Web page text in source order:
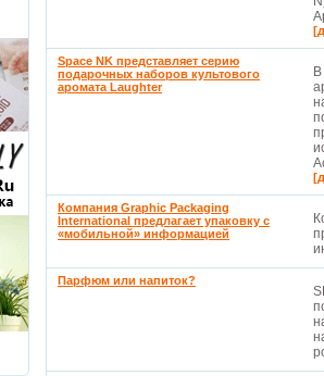
Space NK представляет серию
подарочных наборов культового
аромата Laughter
Компания Graphic Packaging
International предлагает упаковку с
«мобильной» информацией
Парфюм или напиток?